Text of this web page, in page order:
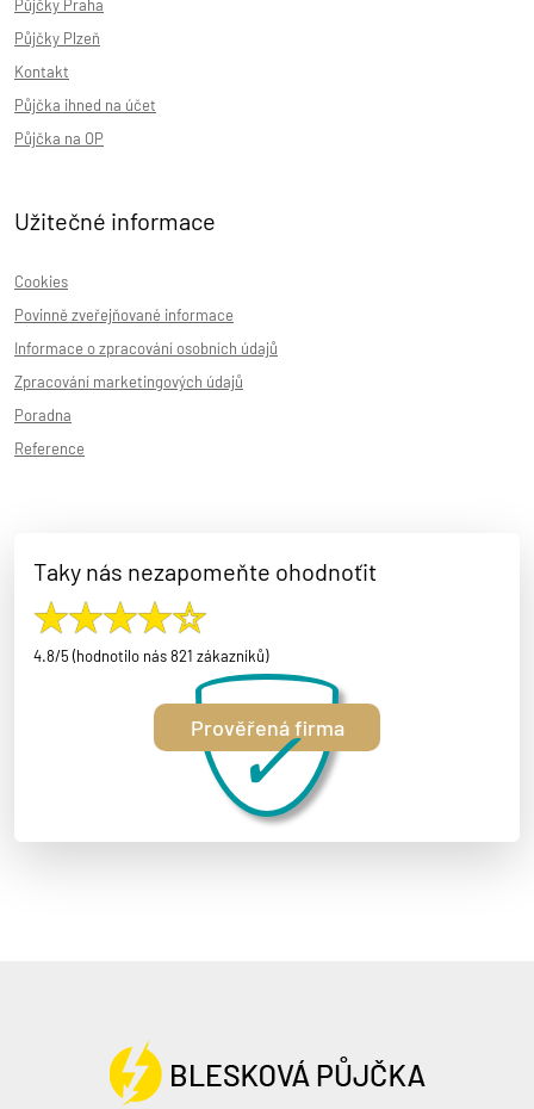
Půjčky Praha
Půjčky Plzeň
Kontakt
Půjčka ihned na účet
Půjčka na OP
Užitečné informace
Cookies
Povinně zveřejňované informace
Informace o zpracování osobních údajů
Zpracování marketingových údajů
Poradna
Reference
Taky nás nezapomeňte ohodnoťit
4.8/5 (hodnotilo nás 821 zákazníků)
Prověřená firma
✓